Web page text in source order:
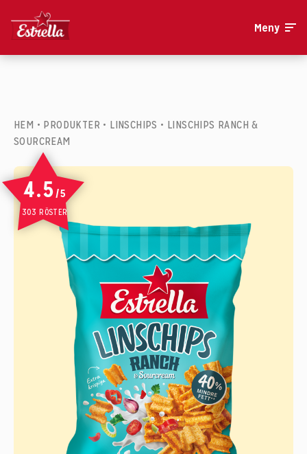
Meny
HEM • PRODUKTER • LINSCHIPS • LINSCHIPS RANCH &
SOURCREAM
4.5 /5
303 RÖSTER